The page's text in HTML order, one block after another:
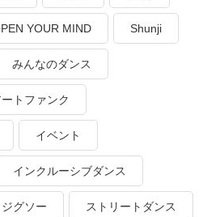
YOUR MIND Shunji
みんなのダンス
ートファンク
イベント
インクルーシブダンス
ジグソー ストリートダンス